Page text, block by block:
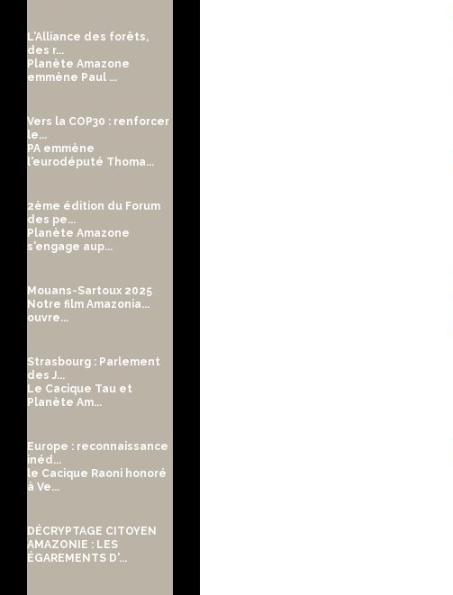
L'Alliance des forêts,
des r...
Planète Amazone
emmène Paul ...
Vers la COP30 : renforcer
le...
PA emmène
l'eurodéputé Thoma...
2ème édition du Forum
des pe...
Planète Amazone
s'engage aup...
Mouans-Sartoux 2025
Notre film Amazonia...
ouvre...
Strasbourg : Parlement
des J...
Le Cacique Tau et
Planète Am...
Europe : reconnaissance
inéd...
le Cacique Raoni honoré
à Ve...
DÉCRYPTAGE CITOYEN
AMAZONIE : LES
ÉGAREMENTS D'...